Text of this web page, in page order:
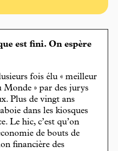
est fini. On espère
fois élu « meilleur
» par des jurys
Plus de vingt ans
dans les kiosques
Le hic, c’est qu’on
de bouts de
financière des